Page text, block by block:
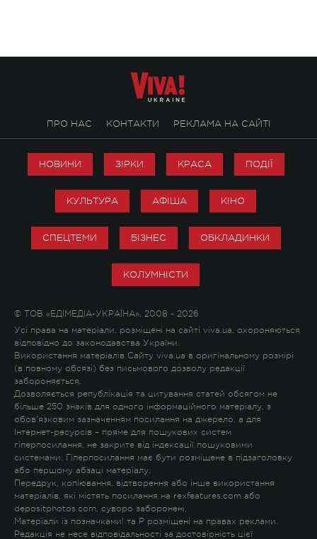
ПРО НАС КОНТАКТИ РЕКЛАМА НА САЙТІ
НОВИНИ ЗІРКИ КРАСА ПОДІЇ
КУЛЬТУРА АФІША КІНО
СПЕЦТЕМИ БІЗНЕС ОБКЛАДИНКИ
КОЛУМНІСТИ
© ТОВ «ЕДІМЕДІА-УКРАЇНА», 2008 - 2026
Усі права на матеріали, розміщені на сайті viva.ua, охороняються
відповідно до законодавства України.
Використання матеріалів Сайту viva.ua в оригінальному розмірі
(в повному обсязі) без письмового дозволу редакції
забороняється.
Дозволяється републікація та цитування статей обсягом не
більше 250 знаків для одного інформаційного матеріалу, з
обов'язковим зазначенням посилання на джерело, а для
Інтернет-ресурсів – пряме для пошукових систем
гіперпосилання, не закрите від індексації пошуковими
системами. Гіперпосилання має бути розміщене в підзаголовку
або першому абзаці матеріалу.
Передрук, копіювання, відтворення або інше використання
матеріалів, які містять посилання на rexfeatures.com або
depositphotos.com, суворо заборонені.
Матеріали із позначками! та P розміщені на правах реклами.
Редакція не несе відповідальності за достовірність цієї